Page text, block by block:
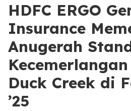
HDFC ERGO
Insurance
Anugerah
Duck Creek di
’25